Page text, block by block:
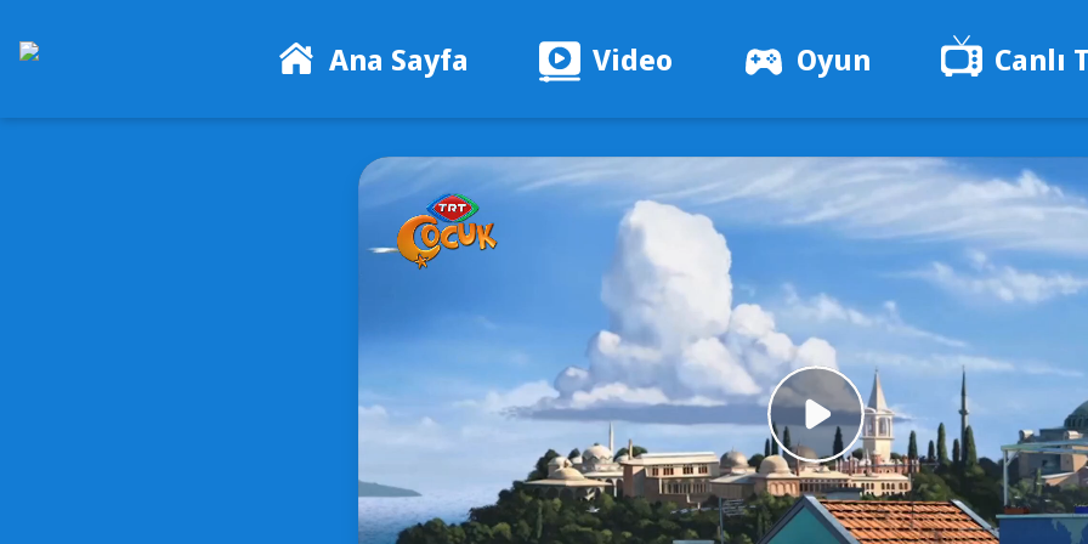
Ana Sayfa Video Oyun Canlı